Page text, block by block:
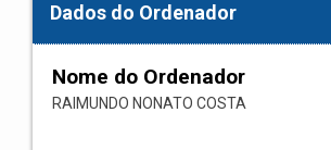
Dados do Ordenador
Nome do Ordenador
RAIMUNDO NONATO COSTA